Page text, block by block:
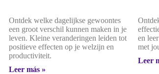
Ontdek welke dagelijkse gewoontes
een groot verschil kunnen maken in je
leven. Kleine veranderingen leiden tot
positieve effecten op je welzijn en
productiviteit.
Leer más »
en
met
Leer